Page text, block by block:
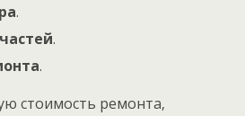
.
.
.
стоимость ремонта‚